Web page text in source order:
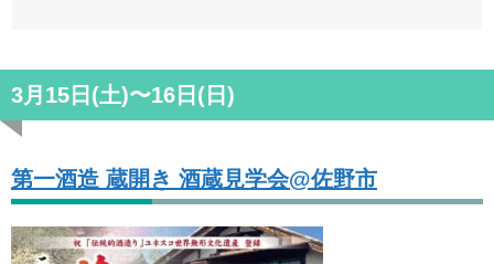
3月15日(土)〜16日(日)
第一酒造 蔵開き 酒蔵見学会@佐野市